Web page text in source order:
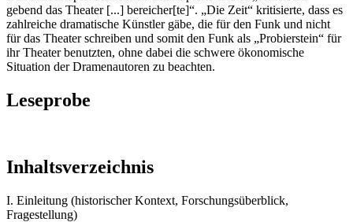
gebend das Theater [...] bereicher[te]“. „Die Zeit“ kritisierte, dass es
zahlreiche dramatische Künstler gäbe, die für den Funk und nicht
für das Theater schreiben und somit den Funk als „Probierstein“ für
ihr Theater benutzten, ohne dabei die schwere ökonomische
Situation der Dramenautoren zu beachten.
Leseprobe
Inhaltsverzeichnis
I. Einleitung (historischer Kontext, Forschungsüberblick,
Fragestellung)